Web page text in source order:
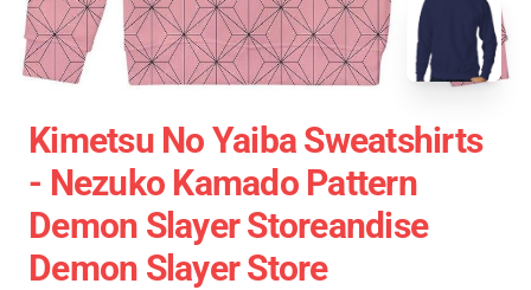
Kimetsu No Yaiba Sweatshirts
- Nezuko Kamado Pattern
Demon Slayer Storeandise
Demon Slayer Store